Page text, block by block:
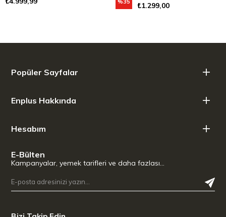
₺1.299,00
%35
Popüler Sayfalar
Enplus Hakkında
Hesabım
E-Bülten
Kampanyalar, yemek tarifleri ve daha fazlası…